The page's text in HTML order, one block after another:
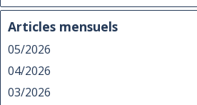
Articles mensuels
05/2026
04/2026
03/2026